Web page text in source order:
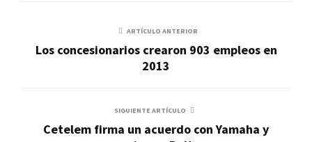
ARTÍCULO ANTERIOR
Los concesionarios crearon 903 empleos en
2013
SIGUIENTE ARTÍCULO
Cetelem firma un acuerdo con Yamaha y